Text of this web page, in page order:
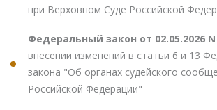
при Верховном Суде Российской
Федеральный закон от 02.05.2026
внесении изменений в статьи 6 и 13
закона "Об органах судейского
Российской Федерации"